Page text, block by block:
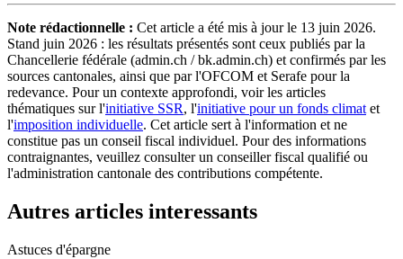
Note rédactionnelle : Cet article a été mis à jour le 13 juin 2026.
Stand juin 2026 : les résultats présentés sont ceux publiés par la
Chancellerie fédérale (admin.ch / bk.admin.ch) et confirmés par les
sources cantonales, ainsi que par l'OFCOM et Serafe pour la
redevance. Pour un contexte approfondi, voir les articles
thématiques sur l'initiative SSR, l'initiative pour un fonds climat et
l'imposition individuelle. Cet article sert à l'information et ne
constitue pas un conseil fiscal individuel. Pour des informations
contraignantes, veuillez consulter un conseiller fiscal qualifié ou
l'administration cantonale des contributions compétente.
Autres articles interessants
Astuces d'épargne